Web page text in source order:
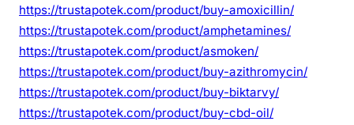
https://trustapotek.com/product/buy-amoxicillin/
https://trustapotek.com/product/amphetamines/
https://trustapotek.com/product/asmoken/
https://trustapotek.com/product/buy-azithromycin/
https://trustapotek.com/product/buy-biktarvy/
https://trustapotek.com/product/buy-cbd-oil/